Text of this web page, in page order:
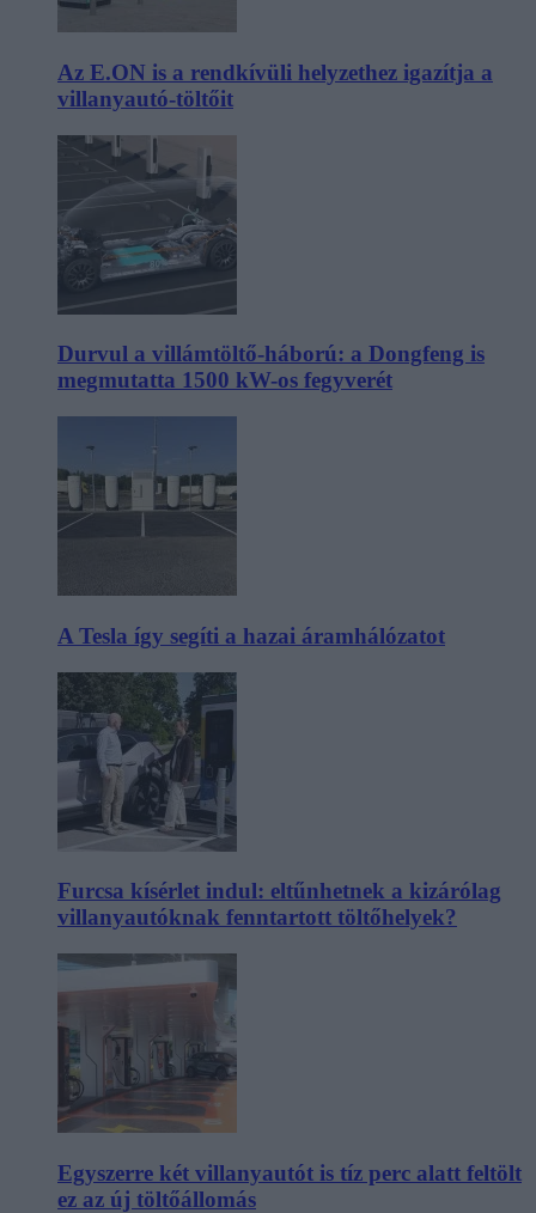
Az E.ON is a rendkívüli helyzethez igazítja a
villanyautó-töltőit
Durvul a villámtöltő-háború: a Dongfeng is
megmutatta 1500 kW-os fegyverét
A Tesla így segíti a hazai áramhálózatot
Furcsa kísérlet indul: eltűnhetnek a kizárólag
villanyautóknak fenntartott töltőhelyek?
Egyszerre két villanyautót is tíz perc alatt feltölt
ez az új töltőállomás